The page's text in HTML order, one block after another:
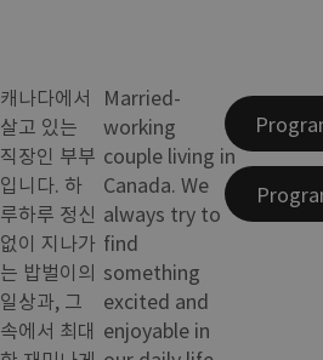
캐나다에서
살고 있는
직장인 부부
입니다. 하
루하루 정신
없이 지나가
는 밥벌이의
일상과, 그
속에서 최대
Married-
working
couple living in
Canada. We
always try to
find
something
excited and
enjoyable in